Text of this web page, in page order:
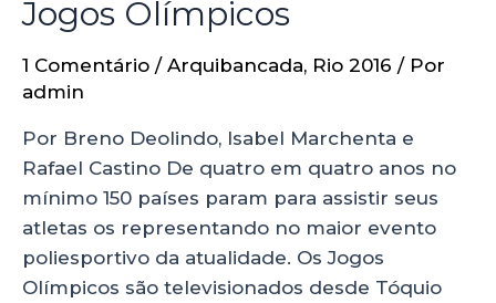
Jogos Olímpicos
1 Comentário / Arquibancada, Rio 2016 / Por
admin
Por Breno Deolindo, Isabel Marchenta e
Rafael Castino De quatro em quatro anos no
mínimo 150 países param para assistir seus
atletas os representando no maior evento
poliesportivo da atualidade. Os Jogos
Olímpicos são televisionados desde Tóquio